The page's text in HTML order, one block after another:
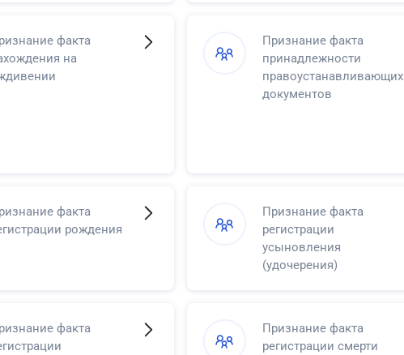
факта
на
Признание факта
принадлежности
правоустанавливающих
документов
факта
рождения
Признание факта
регистрации
усыновления
(удочерения)
факта
Признание факта
регистрации смерти